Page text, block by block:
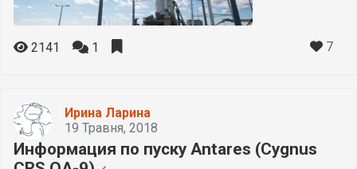
2141 1 7
Ирина Ларина
19 Травня, 2018
Информация по пуску Antares (Cygnus